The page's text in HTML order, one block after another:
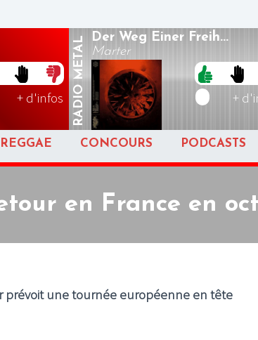
+ d'infos RADIO
METAL Der Weg Einer Freih...
Marter
+
REGGAE CONCOURS PODCASTS
en France en
prévoit une tournée européenne en tête